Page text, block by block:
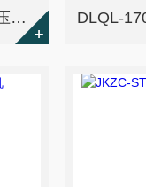
JKZC-YP200型32工位多路压片机 DLQL-